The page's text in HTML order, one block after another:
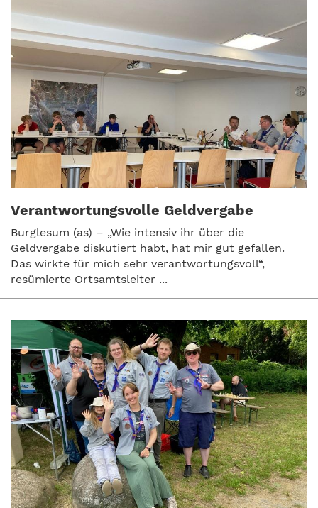
Verantwortungsvolle Geldvergabe
Burglesum (as) – „Wie intensiv ihr über die
Geldvergabe diskutiert habt, hat mir gut gefallen.
Das wirkte für mich sehr verantwortungsvoll“,
resümierte Ortsamtsleiter ...